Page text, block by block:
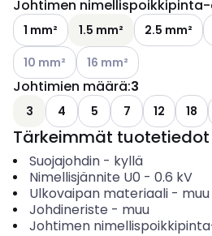
Johtimen
1 mm² 1.5 mm² 2.5 mm²
Katso käytettävissä olevat
10 mm² Katso käytettävissä
16 mm²
Johtimien määrä:3
3 4 5 7 12 18
Tärkeimmät tuotetiedot
Suojajohdin- kyllä
Nimellisjännite U0 - 0.6 kV
Ulkovaipan materiaali- muu
Johdineriste - muu
Johtimen